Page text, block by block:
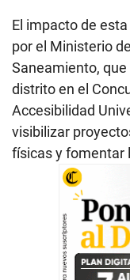
El impacto de
por el Ministerio
Saneamiento,
distrito en el
Accesibilidad
visibilizar
físicas y fomentar